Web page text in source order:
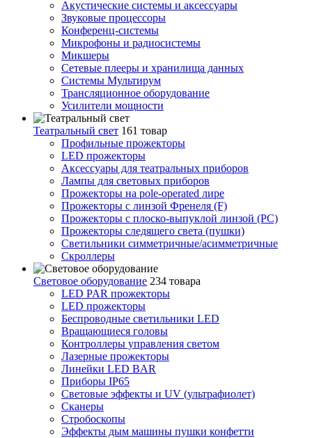
Акустические системы и аксессуары
Звуковые процессоры
Конференц-системы
Микрофоны и радиосистемы
Микшеры
Сетевые плееры и хранилища данных
Системы Мультирум
Трансляционное оборудование
Усилители мощности
Театральный свет 161 товар
Профильные прожекторы
LED прожекторы
Аксессуары для театральных приборов
Лампы для световых приборов
Прожекторы на pole-operated лире
Прожекторы с линзой Френеля (F)
Прожекторы с плоско-выпуклой линзой (PC)
Прожекторы следящего света (пушки)
Светильники симметричные/асимметричные
Скроллеры
Световое оборудование 234 товара
LED PAR прожекторы
LED прожекторы
Беспроводные светильники LED
Вращающиеся головы
Контроллеры управления светом
Лазерные прожекторы
Линейки LED BAR
Приборы IP65
Световые эффекты и UV (ультрафиолет)
Сканеры
Стробоскопы
Эффекты дым машины пушки конфетти